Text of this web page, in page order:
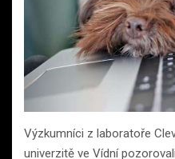
Výzkumníci z laboratoře
univerzitě ve Vídní